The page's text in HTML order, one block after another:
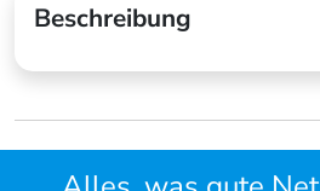
Beschreibung